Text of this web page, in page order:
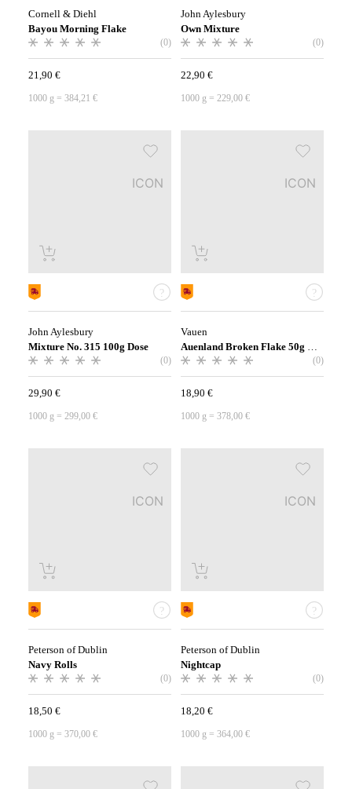
Cornell & Diehl
Bayou Morning Flake
(0)
21,90 €
1000 g = 384,21 €
John Aylesbury
Own Mixture
(0)
22,90 €
1000 g = 229,00 €
ICON
John Aylesbury
Mixture No. 315 100g Dose
(0)
29,90 €
1000 g = 299,00 €
ICON
Vauen
(0)
18,90 €
1000 g = 378,00 €
ICON
Peterson of Dublin
Navy Rolls
(0)
18,50 €
1000 g = 370,00 €
ICON
Peterson of Dublin
Nightcap
(0)
18,20 €
1000 g = 364,00 €